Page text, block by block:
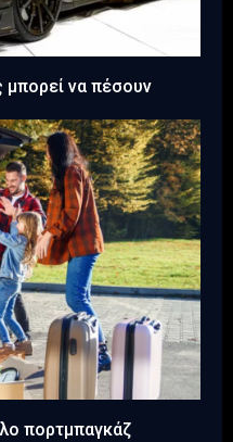
μπορεί να πέσουν
πορτμπαγκάζ